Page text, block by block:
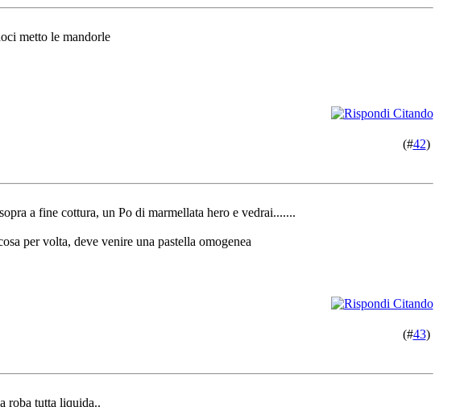
metto le mandorle
(#42)
a fine cottura, un Po di marmellata hero e vedrai.......
per volta, deve venire una pastella omogenea
(#43)
roba tutta liquida..